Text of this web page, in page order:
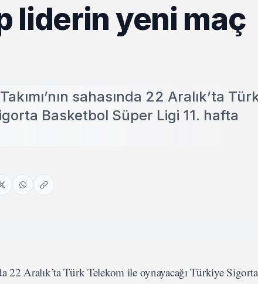
liderin yeni maç
sahasında 22 Aralık’ta
Basketbol Süper Ligi 11. hafta
22 Aralık’ta Türk Telekom ile oynayacağı Türkiye